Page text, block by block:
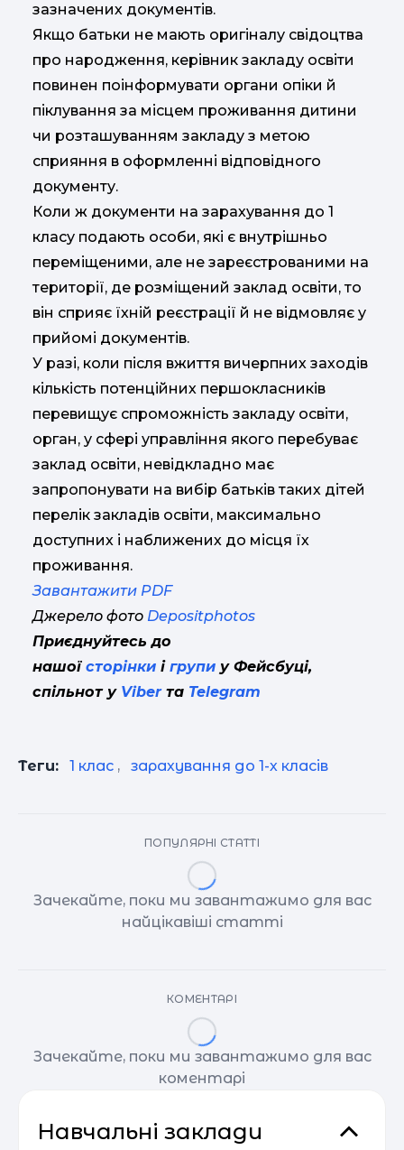
зазначених документів.
Якщо батьки не мають оригіналу свідоцтва
про народження, керівник закладу освіти
повинен поінформувати органи опіки й
піклування за місцем проживання дитини
чи розташуванням закладу з метою
сприяння в оформленні відповідного
документу.
Коли ж документи на зарахування до 1
класу подають особи, які є внутрішньо
переміщеними, але не зареєстрованими на
території, де розміщений заклад освіти, то
він сприяє їхній реєстрації й не відмовляє у
прийомі документів.
У разі, коли після вжиття вичерпних заходів
кількість потенційних першокласників
перевищує спроможність закладу освіти,
орган, у сфері управління якого перебуває
заклад освіти, невідкладно має
запропонувати на вибір батьків таких дітей
перелік закладів освіти, максимально
доступних і наближених до місця їх
проживання.
Завантажити PDF
Джерело фото Depositphotos
Приєднуйтесь до
нашоїсторінки ігрупи у Фейсбуці,
спільнот уViberта Telegram
Теги: 1 клас , зарахування до 1-х класів
ПОПУЛЯРНІ СТАТТІ
Зачекайте, поки ми завантажимо для вас
найцікавіші статті
КОМЕНТАРІ
Зачекайте, поки ми завантажимо для вас
коментарі
Навчальні заклади